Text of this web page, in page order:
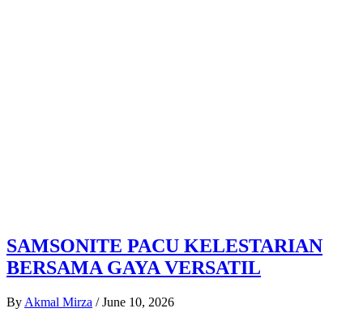
SAMSONITE PACU KELESTARIAN
BERSAMA GAYA VERSATIL
By Akmal Mirza / June 10, 2026